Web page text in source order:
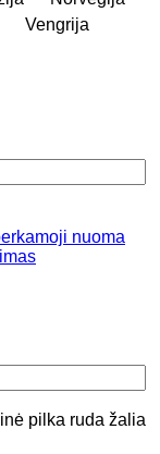
Vengrija
nuoma
pilka ruda žalia